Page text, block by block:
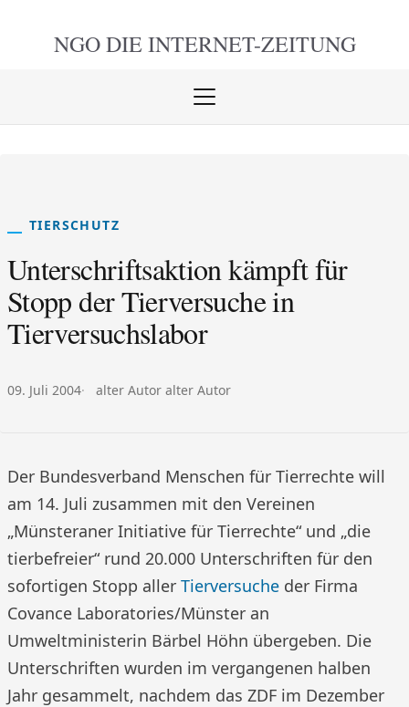
NGO DIE INTERNET-ZEITUNG
Menü
TIERSCHUTZ
Unterschriftsaktion kämpft für
Stopp der Tierversuche in
Tierversuchslabor
Veröffentlicht am:
09. Juli 2004 Autor:
alter Autor alter Autor
Der Bundesverband Menschen für Tierrechte will
am 14. Juli zusammen mit den Vereinen
„Münsteraner Initiative für Tierrechte“ und „die
tierbefreier“ rund 20.000 Unterschriften für den
sofortigen Stopp aller Tierversuche der Firma
Covance Laboratories/Münster an
Umweltministerin Bärbel Höhn übergeben. Die
Unterschriften wurden im vergangenen halben
Jahr gesammelt, nachdem das ZDF im Dezember